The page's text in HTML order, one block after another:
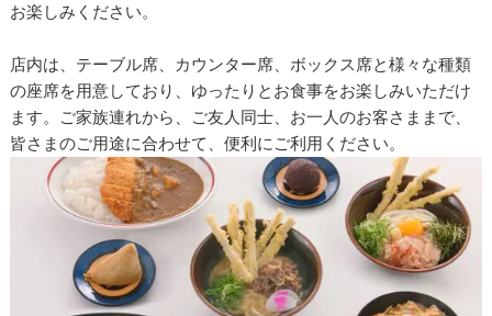
お楽しみください。
店内は、テーブル席、カウンター席、ボックス席と様々な種類
の座席を用意しており、ゆったりとお食事をお楽しみいただけ
ます。ご家族連れから、ご友人同士、お一人のお客さままで、
皆さまのご用途に合わせて、便利にご利用ください。